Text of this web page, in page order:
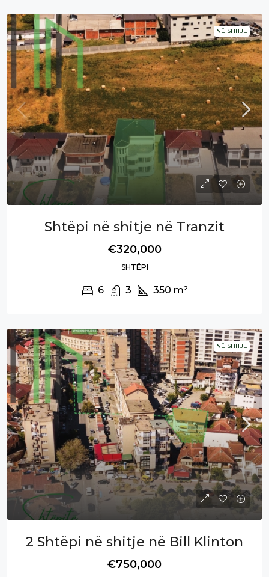
NË SHITJE
Shtëpi në shitje në Tranzit
€320,000
SHTËPI
6 3 350 m²
NË SHITJE
2 Shtëpi në shitje në Bill Klinton
€750,000